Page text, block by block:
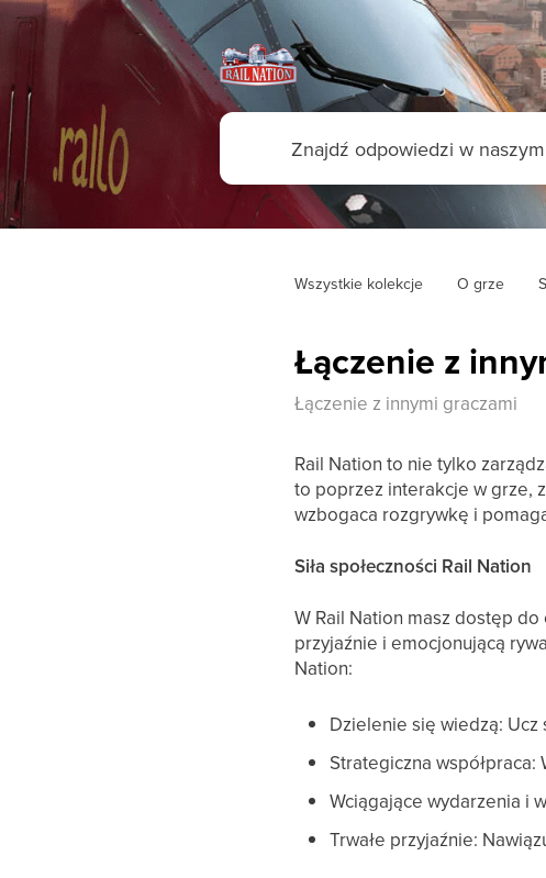
Wszystkie kolekcje O grze
Łączenie z
Łączenie z innymi graczami
Rail Nation to nie tylko
to poprzez interakcje w grze,
wzbogaca rozgrywkę i
Siła społeczności Rail Nation
W Rail Nation masz dostęp
przyjaźnie i emocjonującą
Nation:
Dzielenie się wiedzą:
Strategiczna
Wciągające wydarzenia i
Trwałe przyjaźnie: